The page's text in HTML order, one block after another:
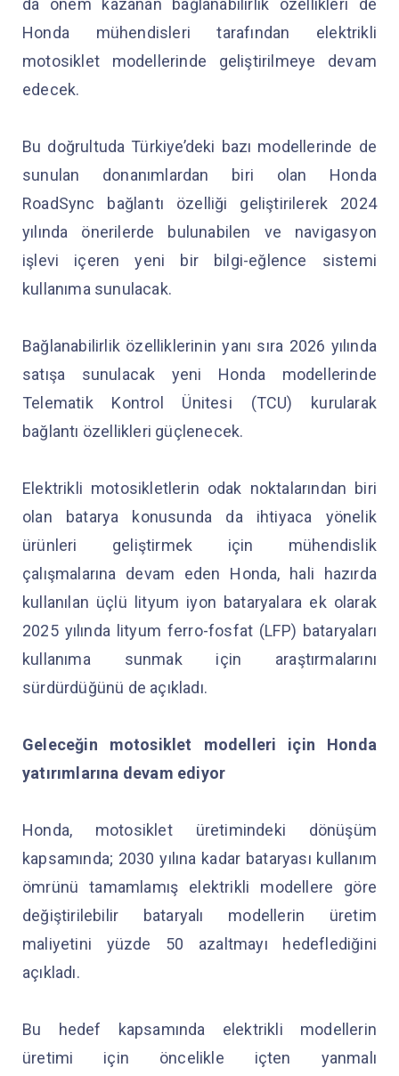
da önem kazanan bağlanabilirlik özellikleri de
Honda mühendisleri tarafından elektrikli
motosiklet modellerinde geliştirilmeye devam
edecek.
Bu doğrultuda Türkiye’deki bazı modellerinde de
sunulan donanımlardan biri olan Honda
RoadSync bağlantı özelliği geliştirilerek 2024
yılında önerilerde bulunabilen ve navigasyon
işlevi içeren yeni bir bilgi-eğlence sistemi
kullanıma sunulacak.
Bağlanabilirlik özelliklerinin yanı sıra 2026 yılında
satışa sunulacak yeni Honda modellerinde
Telematik Kontrol Ünitesi (TCU) kurularak
bağlantı özellikleri güçlenecek.
Elektrikli motosikletlerin odak noktalarından biri
olan batarya konusunda da ihtiyaca yönelik
ürünleri geliştirmek için mühendislik
çalışmalarına devam eden Honda, hali hazırda
kullanılan üçlü lityum iyon bataryalara ek olarak
2025 yılında lityum ferro-fosfat (LFP) bataryaları
kullanıma sunmak için araştırmalarını
sürdürdüğünü de açıkladı.
Geleceğin motosiklet modelleri için Honda
yatırımlarına devam ediyor
Honda, motosiklet üretimindeki dönüşüm
kapsamında; 2030 yılına kadar bataryası kullanım
ömrünü tamamlamış elektrikli modellere göre
değiştirilebilir bataryalı modellerin üretim
maliyetini yüzde 50 azaltmayı hedeflediğini
açıkladı.
Bu hedef kapsamında elektrikli modellerin
üretimi için öncelikle içten yanmalı